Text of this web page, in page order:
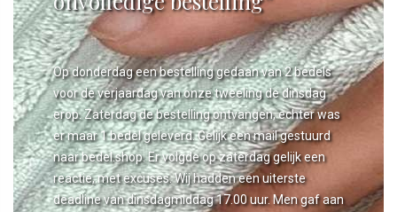
Op donderdag een bestelling gedaan van 2 bedels
voor de verjaardag van onze tweeling de dinsdag
erop. Zaterdag de bestelling ontvangen, echter was
er maar 1 bedel geleverd. Gelijk een mail gestuurd
naar bedel.shop. Er volgde op zaterdag gelijk een
reactie, met excuses. Wij hadden een uiterste
deadline van dinsdagmiddag 17.00 uur. Men gaf aan